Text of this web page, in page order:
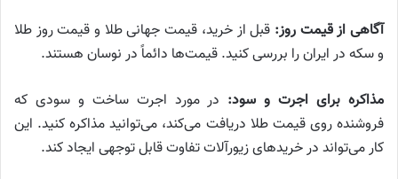
آگاهی از قیمت روز: قبل از خرید، قیمت جهانی طلا و قیمت روز طلا
و سکه در ایران را بررسی کنید. قیمت‌ها دائماً در نوسان هستند.
مذاکره برای اجرت و سود: در مورد اجرت ساخت و سودی که
فروشنده روی قیمت طلا دریافت می‌کند، می‌توانید مذاکره کنید. این
کار می‌تواند در خریدهای زیورآلات تفاوت قابل توجهی ایجاد کند.